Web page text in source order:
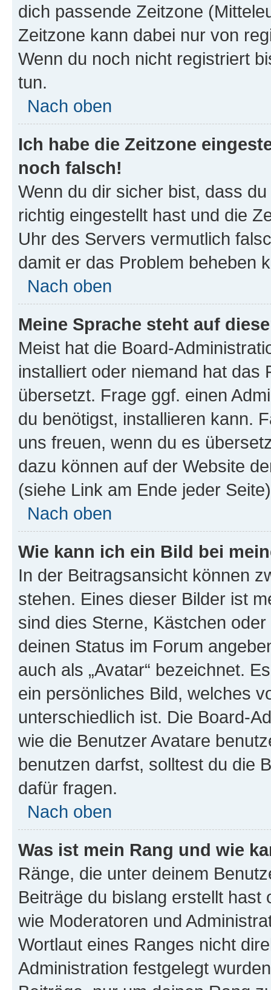
dich passende Zeitzone
Zeitzone kann dabei nur von
Wenn du noch nicht registriert
tun.
Nach oben
Ich habe die Zeitzone
noch falsch!
Wenn du dir sicher bist, dass
richtig eingestellt hast und die
Uhr des Servers vermutlich
damit er das Problem beheben
Nach oben
Meine Sprache steht auf
Meist hat die Board-
installiert oder niemand hat das
übersetzt. Frage ggf. einen
du benötigst, installieren kann.
uns freuen, wenn du es
dazu können auf der Website
(siehe Link am Ende jeder
Nach oben
Wie kann ich ein Bild bei
In der Beitragsansicht können
stehen. Eines dieser Bilder ist
sind dies Sterne, Kästchen
deinen Status im Forum
auch als „Avatar“ bezeichnet.
ein persönliches Bild, welches
unterschiedlich ist. Die Board-
wie die Benutzer Avatare
benutzen darfst, solltest du die
dafür fragen.
Nach oben
Was ist mein Rang und wie
Ränge, die unter deinem
Beiträge du bislang erstellt
wie Moderatoren und
Wortlaut eines Ranges nicht
Administration festgelegt